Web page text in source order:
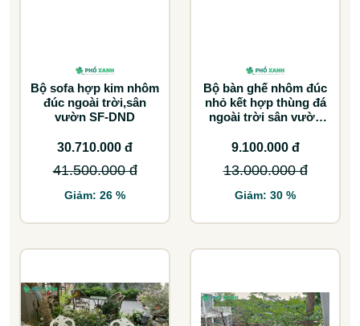
Bộ sofa hợp kim nhôm
đúc ngoài trời,sân
vườn SF-DND
30.710.000 đ
41.500.000 đ
Giảm: 26 %
Bộ bàn ghế nhôm đúc
nhỏ kết hợp thùng đá
ngoài trời sân vườn
9.100.000 đ
13.000.000 đ
Giảm: 30 %